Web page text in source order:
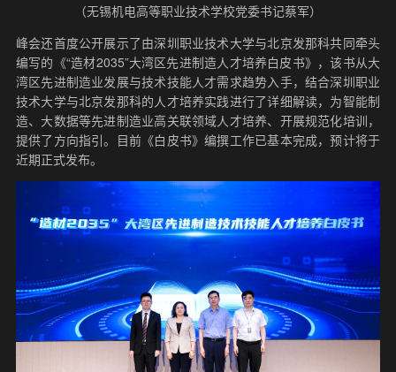
（无锡机电高等职业技术学校党委书记蔡军）
峰会还首度公开展示了由深圳职业技术大学与北京发那科共同牵头
编写的《“造材2035”大湾区先进制造人才培养白皮书》，该书从大
湾区先进制造业发展与技术技能人才需求趋势入手，结合深圳职业
技术大学与北京发那科的人才培养实践进行了详细解读，为智能制
造、大数据等先进制造业高关联领域人才培养、开展规范化培训，
提供了方向指引。目前《白皮书》编撰工作已基本完成，预计将于
近期正式发布。